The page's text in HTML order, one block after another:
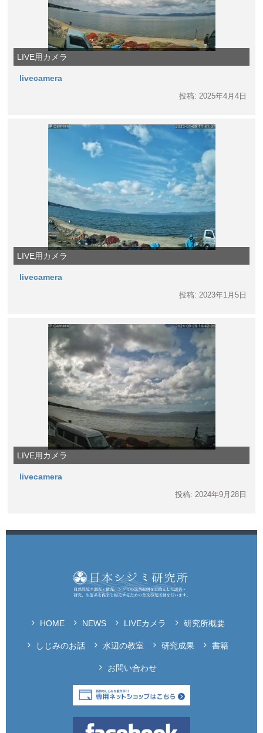
LIVE用カメラ
livecamera
投稿: 2025年4月4日
LIVE用カメラ
livecamera
投稿: 2023年1月5日
LIVE用カメラ
livecamera
投稿: 2024年9月28日
HOME NEWS LIVEカメラ 研究所概要
しじみのお話 水辺の教室 研究成果 書籍
お問い合わせ